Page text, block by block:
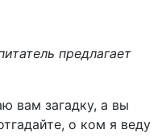
предлагает
вам загадку, а вы
о ком я веду